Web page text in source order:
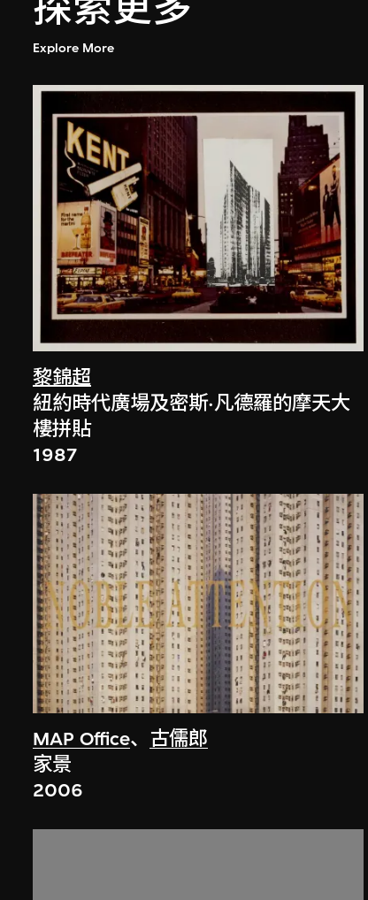
Explore More
黎錦超
紐約時代廣場及密斯·凡德羅的摩天大
樓拼貼
1987
MAP Office、 古儒郎
家景
2006